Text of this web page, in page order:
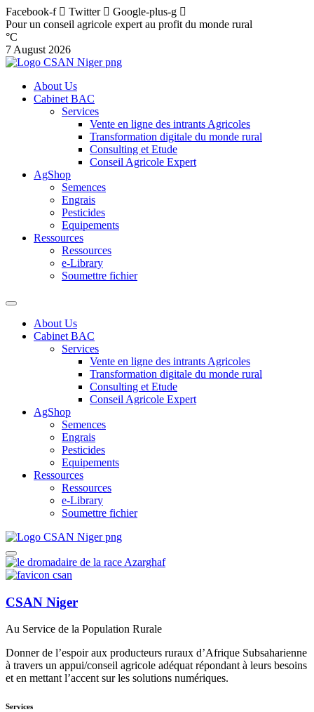
Facebook-f Twitter
Google-plus-g
Pour un conseil agricole expert au profit du monde rural
°C
7 August 2026
About Us
Cabinet BAC
Services
Vente en ligne des intrants Agricoles
Transformation digitale du monde rural
Consulting et Etude
Conseil Agricole Expert
AgShop
Semences
Engrais
Pesticides
Equipements
Ressources
Ressources
e-Library
Soumettre fichier
About Us
Cabinet BAC
Services
Vente en ligne des intrants Agricoles
Transformation digitale du monde rural
Consulting et Etude
Conseil Agricole Expert
AgShop
Semences
Engrais
Pesticides
Equipements
Ressources
Ressources
e-Library
Soumettre fichier
CSAN Niger
Au Service de la Population Rurale
Donner de l’espoir aux producteurs ruraux d’Afrique Subsaharienne
à travers un appui/conseil agricole adéquat répondant à leurs besoins
et en mettant l’accent sur les solutions numériques.
Services